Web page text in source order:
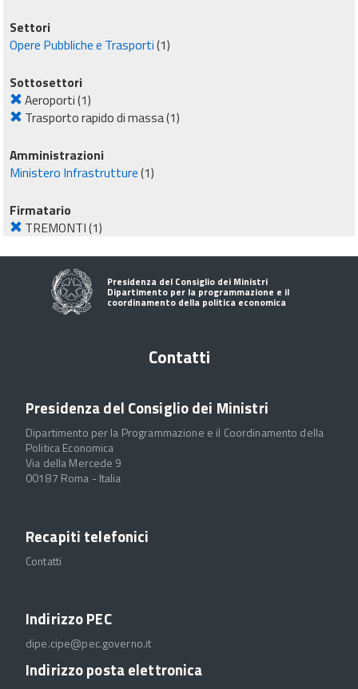
Settori
Opere Pubbliche e Trasporti(1)
Sottosettori
Aeroporti(1)
Trasporto rapido di massa(1)
Amministrazioni
Ministero Infrastrutture(1)
Firmatario
TREMONTI(1)
Presidenza del Consiglio dei Ministri
Dipartimento per la programmazione e il
coordinamento della politica economica
Contatti
Presidenza del Consiglio dei Ministri
Dipartimento per la Programmazione e il Coordinamento della
Politica Economica
Via della Mercede 9
00187 Roma - Italia
Recapiti telefonici
Contatti
Indirizzo PEC
dipe.cipe@pec.governo.it
Indirizzo posta elettronica